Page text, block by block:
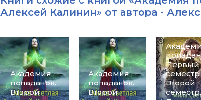
Алексей Калинин» от автора -
Академия
попаданок.
Второй
Академия
попаданок.
Второй
Первый
Второй
семестр.